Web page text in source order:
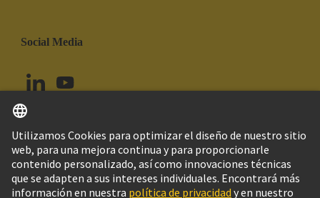
Social Media
Chile Español